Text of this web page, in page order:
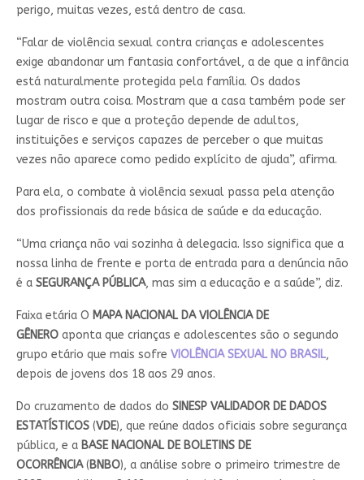
perigo, muitas vezes, está dentro de casa.
“Falar de violência sexual contra crianças e adolescentes
exige abandonar um fantasia confortável, a de que a infância
está naturalmente protegida pela família. Os dados
mostram outra coisa. Mostram que a casa também pode ser
lugar de risco e que a proteção depende de adultos,
instituições e serviços capazes de perceber o que muitas
vezes não aparece como pedido explícito de ajuda”, afirma.
Para ela, o combate à violência sexual passa pela atenção
dos profissionais da rede básica de saúde e da educação.
“Uma criança não vai sozinha à delegacia. Isso significa que a
nossa linha de frente e porta de entrada para a denúncia não
é aSEGURANÇA PÚBLICA, mas sim a educação e a saúde”, diz.
Faixa etária O MAPA NACIONAL DA VIOLÊNCIA DE
GÊNEROaponta que crianças e adolescentes são o segundo
grupo etário que mais sofre VIOLÊNCIA SEXUAL NO BRASIL,
depois de jovens dos 18 aos 29 anos.
Do cruzamento de dados do SINESP VALIDADOR DE DADOS
ESTATÍSTICOS(VDE), que reúne dados oficiais sobre segurança
pública, e a BASE NACIONAL DE BOLETINS DE
OCORRÊNCIA(BNBO), a análise sobre o primeiro trimestre de